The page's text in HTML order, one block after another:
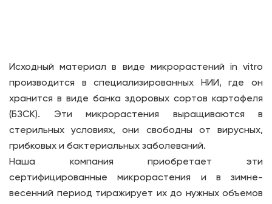
Исходный материал в виде микрорастений in vitro
производится в специализированных НИИ, где он
хранится в виде банка здоровых сортов картофеля
(БЗСК). Эти микрорастения выращиваются в
стерильных условиях, они свободны от вирусных,
грибковых и бактериальных заболеваний.
Наша компания приобретает эти
сертифицированные микрорастения и в зимне-
весенний период тиражирует их до нужных объемов